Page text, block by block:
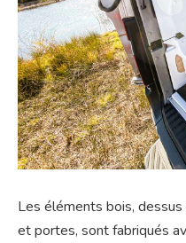
Les éléments bois,
et portes, sont fabriqués